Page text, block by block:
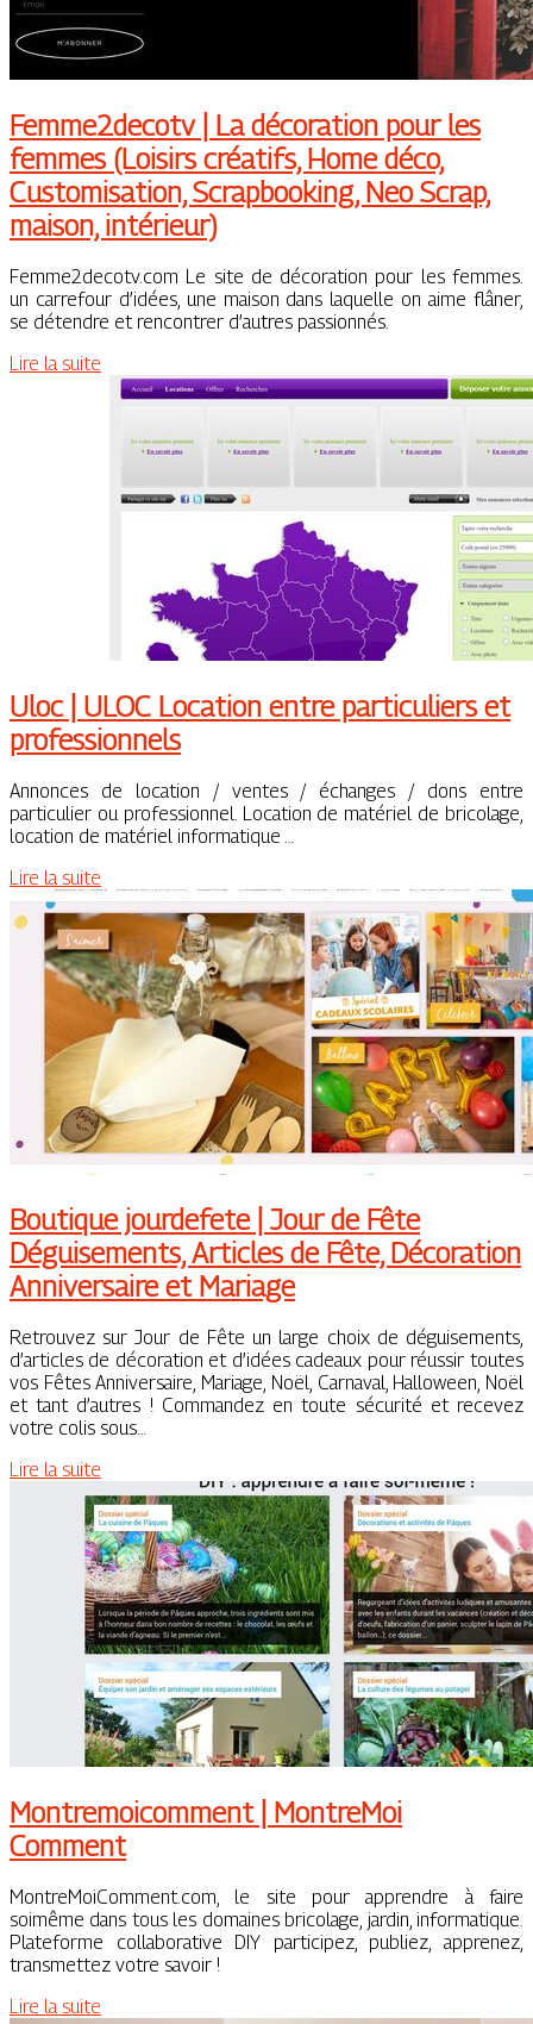
Femme2decotv | La décoration pour les
femmes (Loisirs créatifs, Home déco,
Customisa­tion, Scrap­boo­king, Neo Scrap,
maison, intérieur)
Femme2decotv.com Le site de décoration pour les femmes.
un carrefour d’idées, une maison dans laquelle on aime flâner,
se détendre et rencontrer d’autres passionnés.
Lire la suite
Uloc | ULOC Location entre par­ticu­liers et
profes­sion­nels
Annonces de location / ventes / échanges / dons entre
particulier ou professionnel. Location de matériel de bricolage,
location de matériel informatique …
Lire la suite
Boutique jourdefete | Jour de Fête
Déguise­ments, Articles de Fête, Décoration
An­niver­sai­re et Mariage
Retrouvez sur Jour de Fête un large choix de déguisements,
d’articles de décoration et d’idées cadeaux pour réussir toutes
vos Fêtes Anniversaire, Mariage, Noël, Carnaval, Halloween, Noël
et tant d’autres ! Commandez en toute sécurité et recevez
votre colis sous…
Lire la suite
Montremoi­com­ment | MontreMoi
Comment
MontreMoiComment.com, le site pour apprendre à faire
soimême dans tous les domaines bricolage, jardin, informatique.
Plateforme collaborative DIY participez, publiez, apprenez,
transmettez votre savoir !
Lire la suite